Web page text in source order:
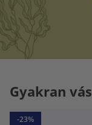
Gyakran
-23%